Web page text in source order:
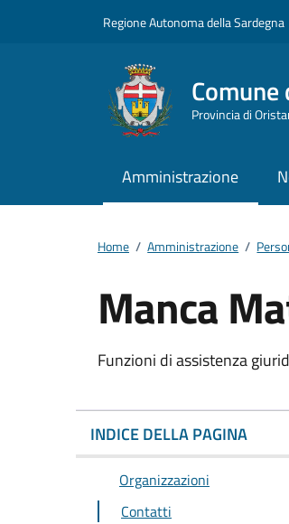
Regione Autonoma della Sardegna
Comune
Provincia di
Amministrazione
Home / Amministrazione /
Manca
Dettagli
Funzioni di assistenza
INDICE DELLA PAGINA
Organizzazioni
Contatti